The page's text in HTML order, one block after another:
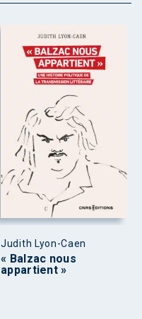
Judith Lyon-Caen
« Balzac nous
appartient »